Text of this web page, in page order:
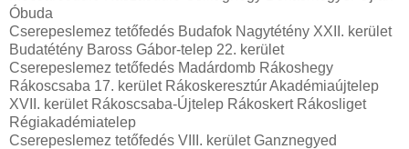
Óbuda
Cserepeslemez tetőfedés Budafok Nagytétény XXII. kerület
Budatétény Baross Gábor-telep 22. kerület
Cserepeslemez tetőfedés Madárdomb Rákoshegy
Rákoscsaba 17. kerület Rákoskeresztúr Akadémiaújtelep
XVII. kerület Rákoscsaba-Újtelep Rákoskert Rákosliget
Régiakadémiatelep
Cserepeslemez tetőfedés VIII. kerület Ganznegyed